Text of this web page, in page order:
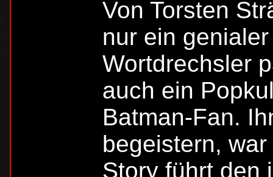
Von Torsten
nur ein
Wortdrechsler
auch ein
Batman-Fan.
begeistern,
Story führt den